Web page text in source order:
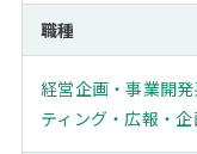
職種
経営企画・事業開
ティング・広報・企